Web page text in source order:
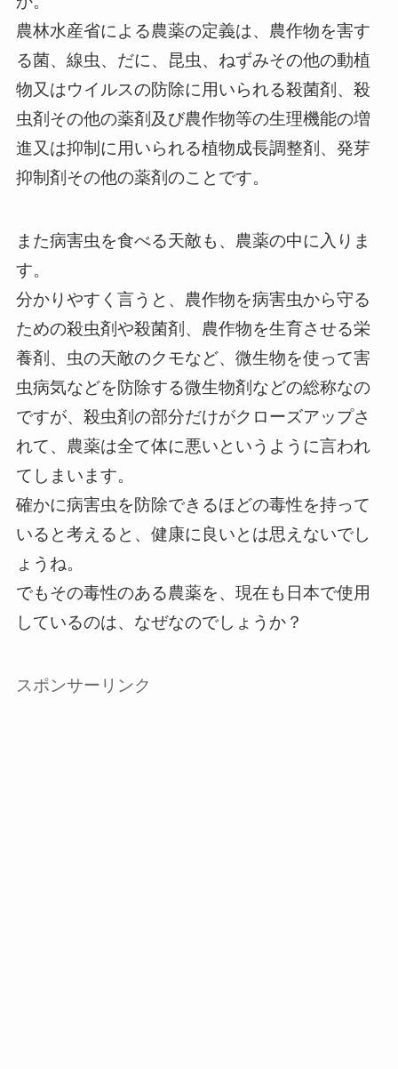
農林水産省による農薬の定義は、農作物を害す
る菌、線虫、だに、昆虫、ねずみその他の動植
物又はウイルスの防除に用いられる殺菌剤、殺
虫剤その他の薬剤及び農作物等の生理機能の増
進又は抑制に用いられる植物成長調整剤、発芽
抑制剤その他の薬剤のことです。
また病害虫を食べる天敵も、農薬の中に入りま
す。
分かりやすく言うと、農作物を病害虫から守る
ための殺虫剤や殺菌剤、農作物を生育させる栄
養剤、虫の天敵のクモなど、微生物を使って害
虫病気などを防除する微生物剤などの総称なの
ですが、殺虫剤の部分だけがクローズアップさ
れて、農薬は全て体に悪いというように言われ
てしまいます。
確かに病害虫を防除できるほどの毒性を持って
いると考えると、健康に良いとは思えないでし
ょうね。
でもその毒性のある農薬を、現在も日本で使用
しているのは、なぜなのでしょうか？
スポンサーリンク